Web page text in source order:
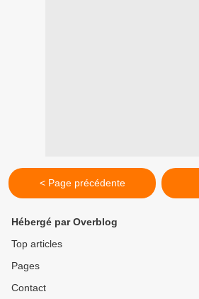
< Page précédente
Hébergé par Overblog
Top articles
Pages
Contact